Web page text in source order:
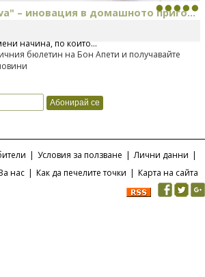
– иновация в домашното приго...
стартира предлагането на изцяло нов
начина, по който...
бюлетин на Бон Апети и получавайте
| Условия за ползване | Лични данни |
нас | Как да печелите точки | Карта на сайта